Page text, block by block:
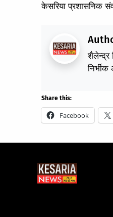
केसरिया प्रशासनिक
शैलेन्द्र
Share this:
Facebook